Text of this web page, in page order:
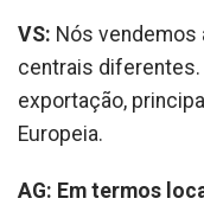
VS: Nós vendemos
centrais
exportação,
Europeia.
AG: Em termos